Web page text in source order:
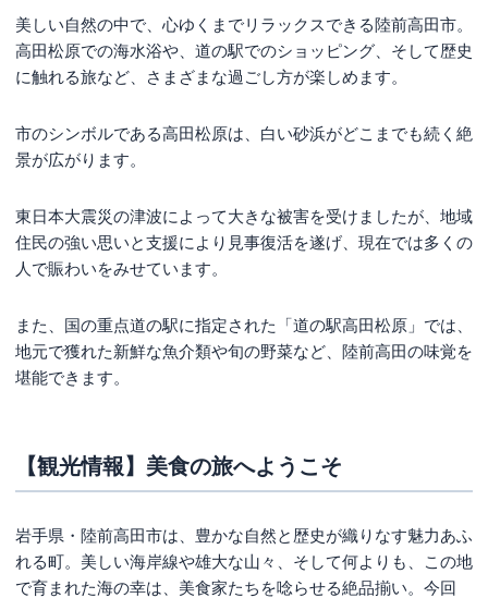
美しい自然の中で、心ゆくまでリラックスできる陸前高田市。
高田松原での海水浴や、道の駅でのショッピング、そして歴史
に触れる旅など、さまざまな過ごし方が楽しめます。
市のシンボルである高田松原は、白い砂浜がどこまでも続く絶
景が広がります。
東日本大震災の津波によって大きな被害を受けましたが、地域
住民の強い思いと支援により見事復活を遂げ、現在では多くの
人で賑わいをみせています。
また、国の重点道の駅に指定された「道の駅高田松原」では、
地元で獲れた新鮮な魚介類や旬の野菜など、陸前高田の味覚を
堪能できます。
【観光情報】美食の旅へようこそ
岩手県・陸前高田市は、豊かな自然と歴史が織りなす魅力あふ
れる町。美しい海岸線や雄大な山々、そして何よりも、この地
で育まれた海の幸は、美食家たちを唸らせる絶品揃い。今回